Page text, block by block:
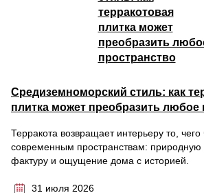
Средиземноморский стиль: как
плитка может преобразить любое
Терракота возвращает интерьеру то, чего
современным пространствам: природную
фактуру и ощущение дома с историей.
31 июля 2026